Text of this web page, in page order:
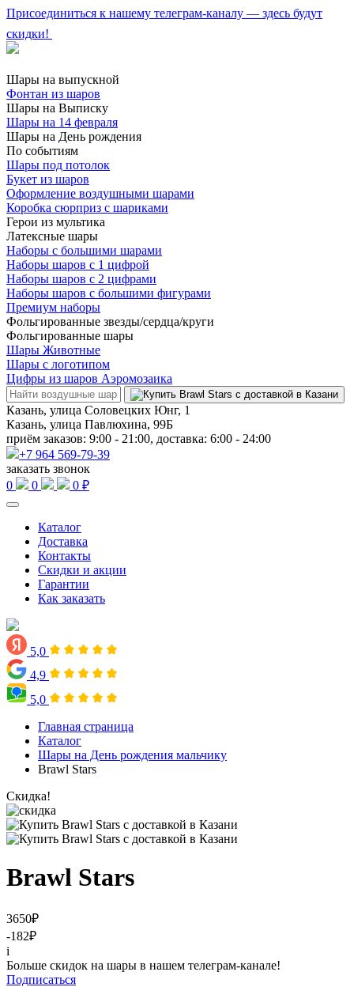
Присоединиться к нашему телеграм-каналу — здесь будут
скидки!
Шары на выпускной
Фонтан из шаров
Шары на Выписку
Шары на 14 февраля
Шары на День рождения
По событиям
Шары под потолок
Букет из шаров
Оформление воздушными шарами
Коробка сюрприз с шариками
Герои из мультика
Латексные шары
Наборы с большими шарами
Наборы шаров с 1 цифрой
Наборы шаров с 2 цифрами
Наборы шаров с большими фигурами
Премиум наборы
Фольгированные звезды/сердца/круги
Фольгированные шары
Шары Животные
Шары с логотипом
Цифры из шаров Аэромозаика
Казань, улица Соловецких Юнг, 1
Казань, улица Павлюхина, 99Б
приём заказов: 9:00 - 21:00, доставка: 6:00 - 24:00
+7 964 569-79-39
заказать звонок
0
0 0 ₽
Каталог
Доставка
Контакты
Скидки и акции
Гарантии
Как заказать
5,0
4,9
5,0
Главная страница
Каталог
Шары на День рождения мальчику
Brawl Stars
Скидка!
Brawl Stars
3650₽
-182₽
i
Больше скидок на шары в нашем телеграм-канале!
Подписаться